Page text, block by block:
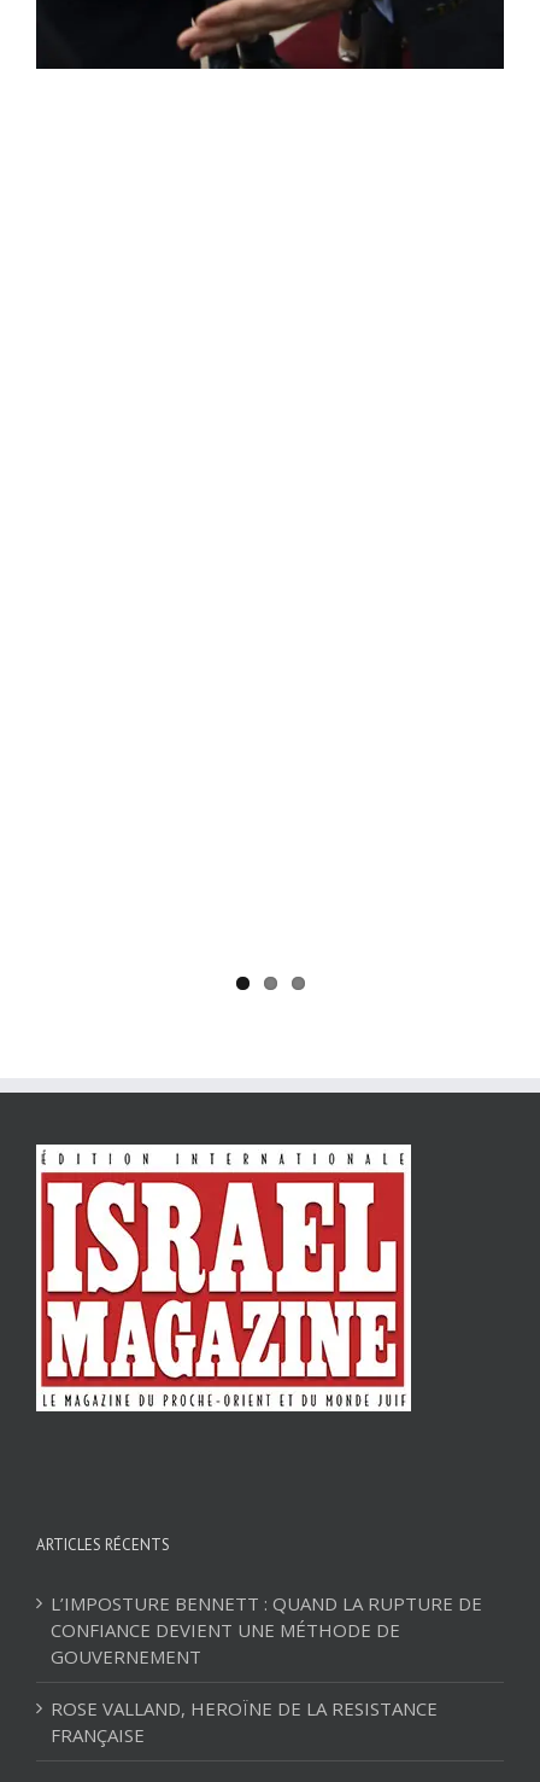
ROSE VALLAND, HEROÏNE DE LA RESISTANCE
ARTICLES RÉCENTS
L’IMPOSTURE BENNETT : QUAND LA RUPTURE DE
CONFIANCE DEVIENT UNE MÉTHODE DE
GOUVERNEMENT
ROSE VALLAND, HEROÏNE DE LA RESISTANCE
FRANÇAISE